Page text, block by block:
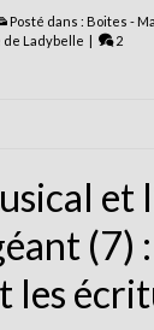
Posté dans : Boites -
de Ladybelle | 2
et
(7)
les